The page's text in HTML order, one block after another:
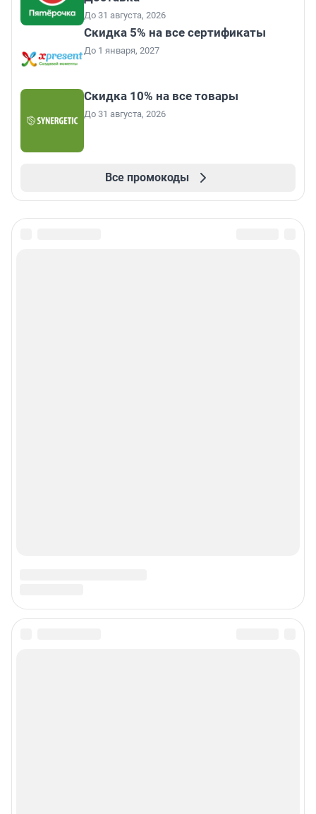
До 31 августа, 2026
Скидка 5% на все сертификаты
До 1 января, 2027
Скидка 10% на все товары
До 31 августа, 2026
Все промокоды